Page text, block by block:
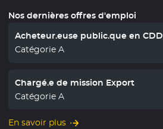
Nos dernières offres d'emploi
Acheteur.euse public.que en CDD
Catégorie A
Chargé.e de mission Export
Catégorie A
En savoir plus